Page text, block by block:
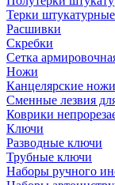
Терки штукатурные
Расшивки
Скребки
Сетка
Ножи
Канцелярские ножи
Сменные лезвия
Коврики
Ключи
Разводные ключи
Трубные ключи
Наборы ручного